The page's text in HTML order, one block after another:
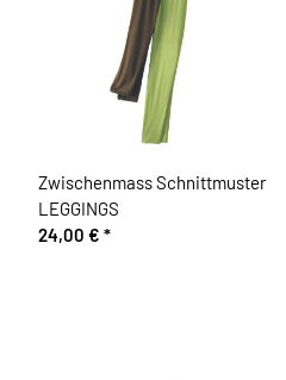
Zwischenmass Schnittmuster
LEGGINGS
24,00 € *